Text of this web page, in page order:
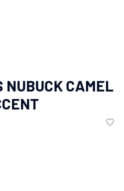
NUBUCK CAMEL